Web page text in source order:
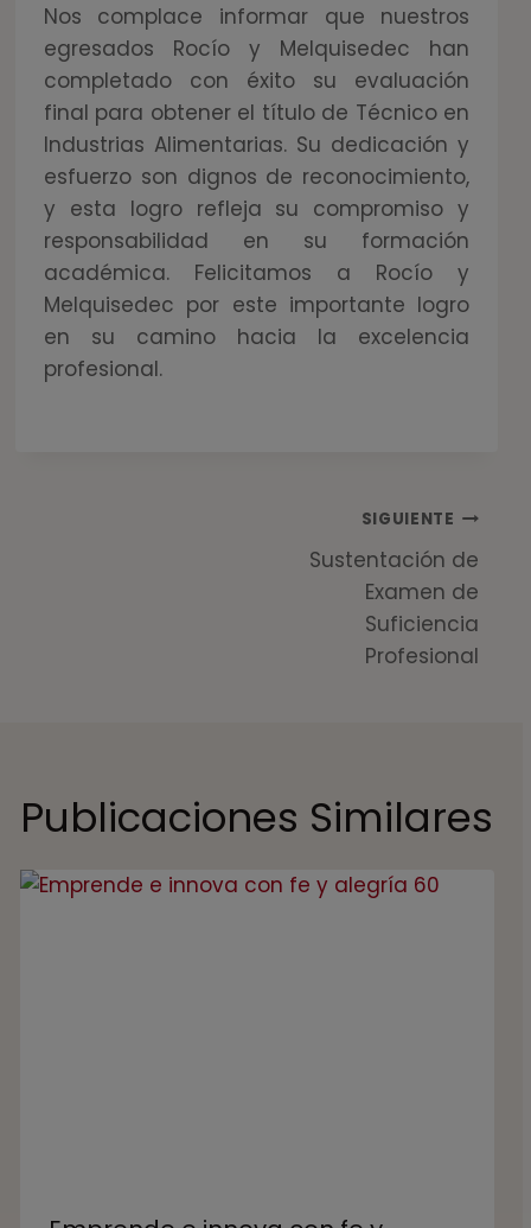
Nos complace informar que nuestros
egresados Rocío y Melquisedec han
completado con éxito su evaluación
final para obtener el título de Técnico en
Industrias Alimentarias. Su dedicación y
esfuerzo son dignos de reconocimiento,
y esta logro refleja su compromiso y
responsabilidad en su formación
académica. Felicitamos a Rocío y
Melquisedec por este importante logro
en su camino hacia la excelencia
profesional.
SIGUIENTE
Sustentación de
Examen de
Suficiencia
Profesional
Publicaciones Similares